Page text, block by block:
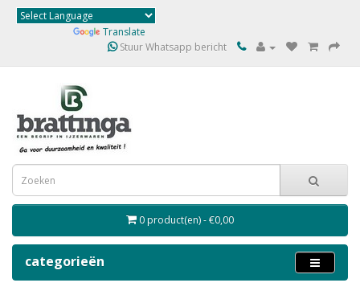
Translate
Stuur Whatsapp bericht
0 product(en) - €0,00
categorieën